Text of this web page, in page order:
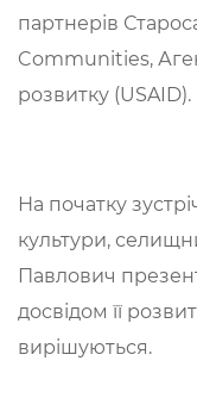
партнерів
Communities,
розвитку (USAID).
На початку
культури,
Павлович
досвідом її
вирішуються.